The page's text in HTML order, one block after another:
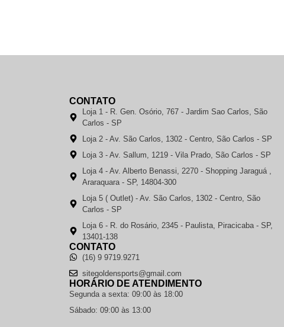
CONTATO
Loja 1 - R. Gen. Osório, 767 - Jardim Sao Carlos, São
Carlos - SP
Loja 2 - Av. São Carlos, 1302 - Centro, São Carlos - SP
Loja 3 - Av. Sallum, 1219 - Vila Prado, São Carlos - SP
Loja 4 - Av. Alberto Benassi, 2270 - Shopping Jaraguá ,
Araraquara - SP, 14804-300
Loja 5 ( Outlet) - Av. São Carlos, 1302 - Centro, São
Carlos - SP
Loja 6 - R. do Rosário, 2345 - Paulista, Piracicaba - SP,
13401-138
CONTATO
(16) 9 9719.9271
sitegoldensports@gmail.com
HORÁRIO DE ATENDIMENTO
Segunda a sexta: 09:00 às 18:00
Sábado: 09:00 às 13:00